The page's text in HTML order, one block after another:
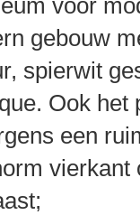
voor
gebouw
spierwit
Ook het
een